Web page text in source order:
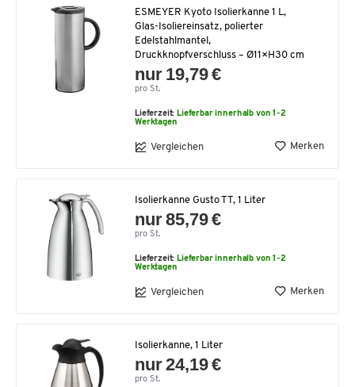
ESMEYER Kyoto Isolierkanne 1 L,
Glas-Isoliereinsatz, polierter
Edelstahlmantel,
Druckknopfverschluss – Ø11×H30 cm
nur 19,79 €
pro St.
Lieferzeit: Lieferbar innerhalb von 1-2
Werktagen
Vergleichen Merken
Isolierkanne Gusto TT, 1 Liter
nur 85,79 €
pro St.
Lieferzeit: Lieferbar innerhalb von 1-2
Werktagen
Vergleichen Merken
Isolierkanne, 1 Liter
nur 24,19 €
pro St.